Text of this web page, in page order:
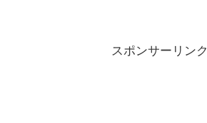
スポンサーリンク